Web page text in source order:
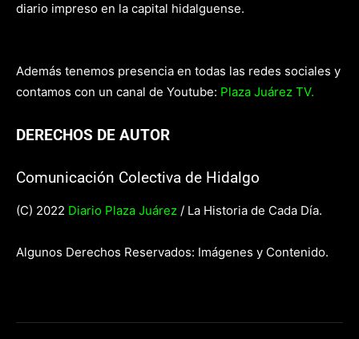
diario impreso en la capital hidalguense.
Además tenemos presencia en todas las redes sociales y
contamos con un canal de Youtube: Plaza Juárez TV.
DERECHOS DE AUTOR
Comunicación Colectiva de Hidalgo
(C) 2022 Diario Plaza Juárez / La Historia de Cada Día.
Algunos Derechos Reservados: Imágenes y Contenido.